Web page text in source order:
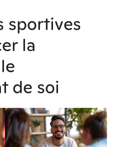
sportives
la
de soi